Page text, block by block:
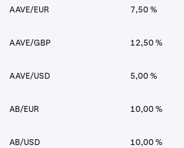
AAVE/EUR 7,50 %
AAVE/GBP 12,50 %
AAVE/USD 5,00 %
AB/EUR 10,00 %
AB/USD 10,00 %